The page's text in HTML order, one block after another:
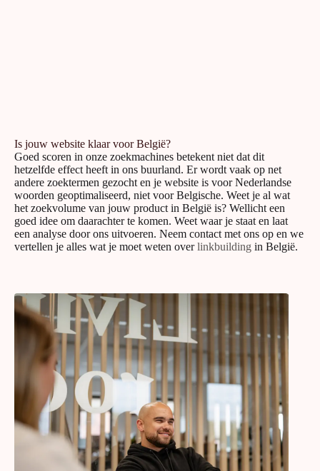
Is jouw website klaar voor België?
Goed scoren in onze zoekmachines betekent niet dat dit
hetzelfde effect heeft in ons buurland. Er wordt vaak op net
andere zoektermen gezocht en je website is voor Nederlandse
woorden geoptimaliseerd, niet voor Belgische. Weet je al wat
het zoekvolume van jouw product in België is? Wellicht een
goed idee om daarachter te komen. Weet waar je staat en laat
een analyse door ons uitvoeren. Neem contact met ons op en we
vertellen je alles wat je moet weten overlinkbuilding in België.